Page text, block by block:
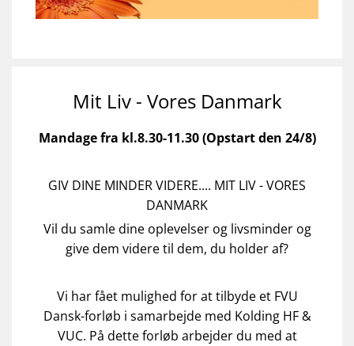
Mit Liv - Vores Danmark
Mandage fra kl.8.30-11.30 (Opstart den 24/8)
GIV DINE MINDER VIDERE.... MIT LIV - VORES
DANMARK
Vil du samle dine oplevelser og livsminder og
give dem videre til dem, du holder af?
Vi har fået mulighed for at tilbyde et FVU
Dansk-forløb i samarbejde med Kolding HF &
VUC. På dette forløb arbejder du med at